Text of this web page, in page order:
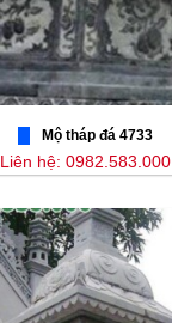
Mộ tháp đá 4733
Liên hệ: 0982.583.000